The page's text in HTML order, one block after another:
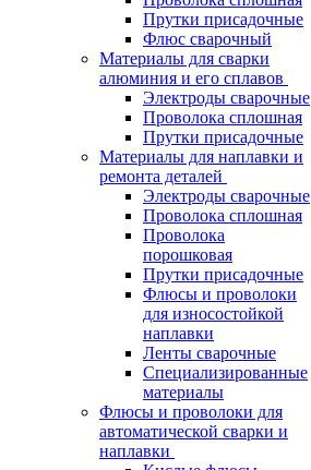
Прутки присадочные
Флюс сварочный
Материалы для сварки
алюминия и его сплавов
Электроды сварочные
Проволока сплошная
Прутки присадочные
Материалы для наплавки и
ремонта деталей
Электроды сварочные
Проволока сплошная
Проволока
порошковая
Прутки присадочные
Флюсы и проволоки
для износостойкой
наплавки
Ленты сварочные
Специализированные
материалы
Флюсы и проволоки для
автоматической сварки и
наплавки